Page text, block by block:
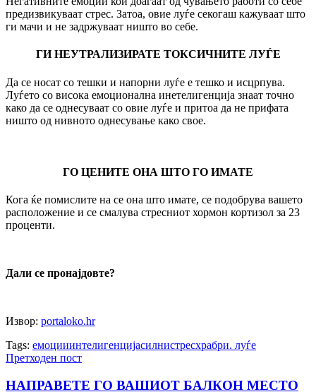
предизвикуваат стрес. Затоа, овие луѓе секогаш кажуваат што
ги мачи и не задржуваат ништо во себе.
ГИ НЕУТРАЛИЗИРАТЕ ТОКСИЧНИТЕ ЛУЃЕ
Да се носат со тешки и напорни луѓе е тешко и исцрпува.
Луѓето со висока емоционална инетелигенција знаат точно
како да се однесуваат со овие луѓе и притоа да не прифата
ништо од нивното однесување како свое.
ГО ЦЕНИТЕ ОНА ШТО ГО ИМАТЕ
Кога ќе помислите на се она што имате, се подобрува вашето
расположение и се смалува стресниот хормон кортизол за 23
проценти.
Дали се пронајдовте?
Извор: portaloko.hr
Tags: емоцииинтелигенцијасилнистресхрабри. луѓе
Претходен пост
НАПРАВЕТЕ ГО ВАШИОТ БАЛКОН МЕСТО